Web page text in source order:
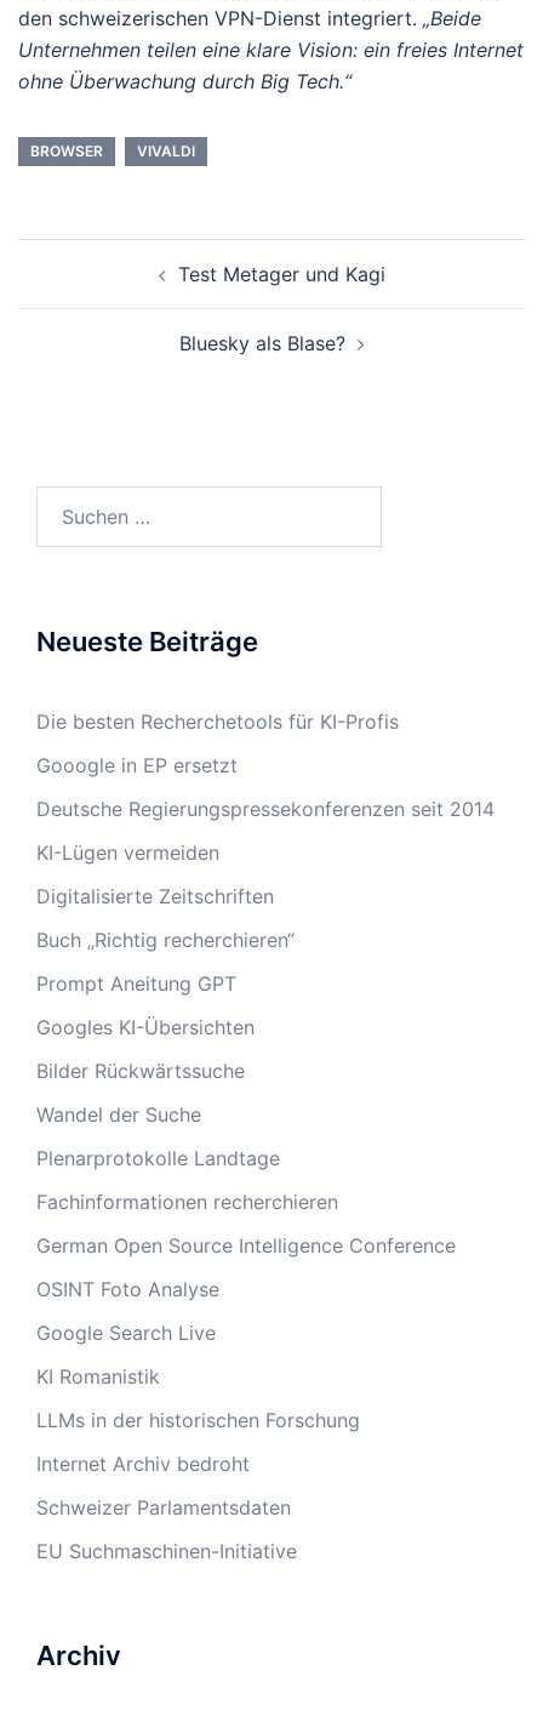
den schweizerischen VPN-Dienst integriert. „Beide
Unternehmen teilen eine klare Vision: ein freies Internet
ohne Überwachung durch Big Tech.“
BROWSER VIVALDI
Navigation Test Metager und Kagi
Bluesky als Blase?
Neueste Beiträge
Die besten Recherchetools für KI-Profis
Gooogle in EP ersetzt
Deutsche Regierungspressekonferenzen seit 2014
KI-Lügen vermeiden
Digitalisierte Zeitschriften
Buch „Richtig recherchieren“
Prompt Aneitung GPT
Googles KI-Übersichten
Bilder Rückwärtssuche
Wandel der Suche
Plenarprotokolle Landtage
Fachinformationen recherchieren
German Open Source Intelligence Conference
OSINT Foto Analyse
Google Search Live
KI Romanistik
LLMs in der historischen Forschung
Internet Archiv bedroht
Schweizer Parlamentsdaten
EU Suchmaschinen-Initiative
Archiv